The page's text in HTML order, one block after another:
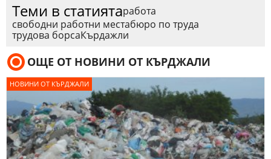
Теми в статиятаработа
свободни работни местабюро по труда
трудова борсаКърдажли
ОЩЕ ОТ НОВИНИ ОТ КЪРДЖАЛИ
НОВИНИ ОТ КЪРДЖАЛИ